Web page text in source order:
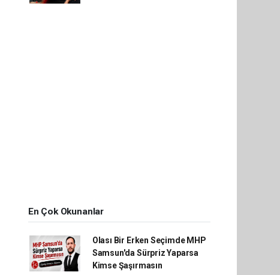
En Çok Okunanlar
Olası Bir Erken Seçimde MHP
Samsun'da Sürpriz Yaparsa
Kimse Şaşırmasın